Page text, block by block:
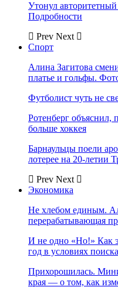
Утонул
Подробности
Prev Next
Спорт
Алина Загитова
платье и гольфы.
Футболист чуть не
Ротенберг объяснил,
больше хоккея
Барнаульцы поели
лотерее на 20-летии
Prev Next
Экономика
Не хлебом единым.
перерабатывающая
И не одно «Но!» Как
год в условиях
Прихорошилась.
края — о том, как